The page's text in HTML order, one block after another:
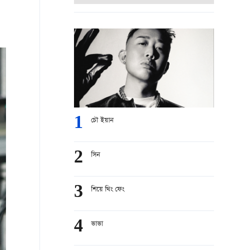
1 চৌ ইয়ান
2 সিন
3 শিয়ে থিং ফেং
4 ভাভা